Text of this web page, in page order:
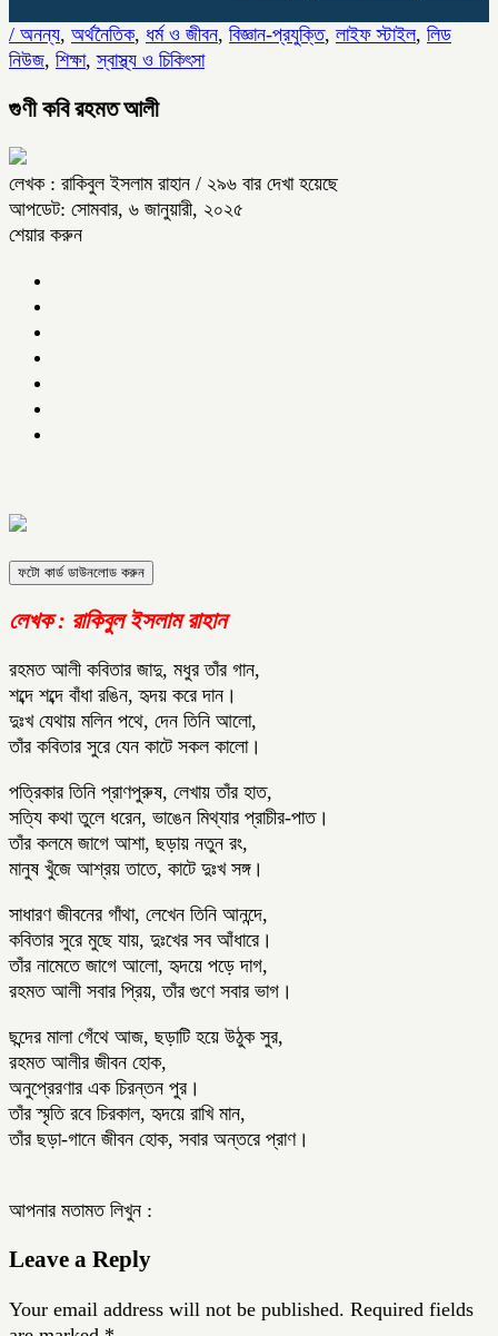
/ অনন্য, অর্থনৈতিক, ধর্ম ও জীবন, বিজ্ঞান-প্রযুক্তি, লাইফ স্টাইল, লিড
নিউজ, শিক্ষা,স্বাস্থ্য ও চিকিৎসা
গুণী কবি রহমত আলী
লেখক : রাকিবুল ইসলাম রাহান / ২৯৬ বার দেখা হয়েছে
আপডেট: সোমবার, ৬ জানুয়ারী, ২০২৫
শেয়ার করুন
ফটো কার্ড ডাউনলোড করুন
লেখক : রাকিবুল ইসলাম রাহান
রহমত আলী কবিতার জাদু, মধুর তাঁর গান,
শব্দে শব্দে বাঁধা রঙিন, হৃদয় করে দান।
দুঃখ যেথায় মলিন পথে, দেন তিনি আলো,
তাঁর কবিতার সুরে যেন কাটে সকল কালো।
পত্রিকার তিনি প্রাণপুরুষ, লেখায় তাঁর হাত,
সত্যি কথা তুলে ধরেন, ভাঙেন মিথ্যার প্রাচীর-পাত।
তাঁর কলমে জাগে আশা, ছড়ায় নতুন রং,
মানুষ খুঁজে আশ্রয় তাতে, কাটে দুঃখ সঙ্গ।
সাধারণ জীবনের গাঁথা, লেখেন তিনি আনন্দে,
কবিতার সুরে মুছে যায়, দুঃখের সব আঁধারে।
তাঁর নামেতে জাগে আলো, হৃদয়ে পড়ে দাগ,
রহমত আলী সবার প্রিয়, তাঁর গুণে সবার ভাগ।
ছন্দের মালা গেঁথে আজ, ছড়াটি হয়ে উঠুক সুর,
রহমত আলীর জীবন হোক,
অনুপ্রেরণার এক চিরন্তন পুর।
তাঁর স্মৃতি রবে চিরকাল, হৃদয়ে রাখি মান,
তাঁর ছড়া-গানে জীবন হোক, সবার অন্তরে প্রাণ।
আপনার মতামত লিখুন :
Leave a Reply
Your email address will not be published. Required fields